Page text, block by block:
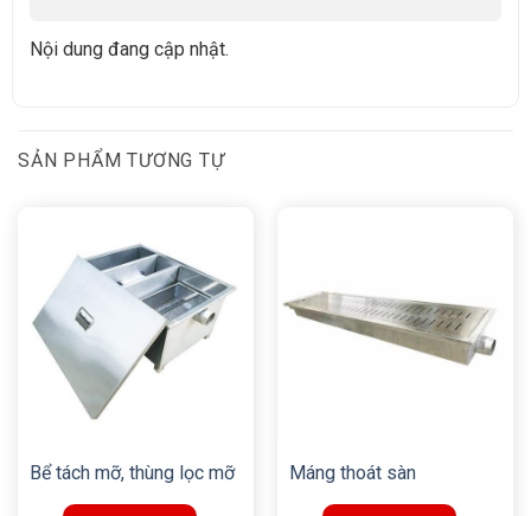
Nội dung đang cập nhật.
SẢN PHẨM TƯƠNG TỰ
Bể tách mỡ, thùng lọc mỡ Máng thoát sàn